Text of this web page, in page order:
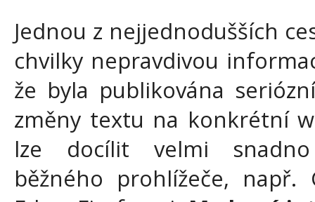
Jednou z nejjednodušších
chvilky nepravdivou
že byla publikována
změny textu na konkrétní
lze docílit velmi
běžného prohlížeče, např.